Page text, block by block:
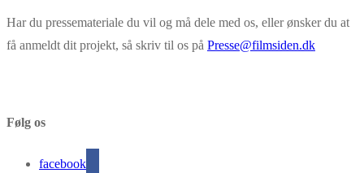
Har du pressemateriale du vil og må dele med os, eller ønsker du at
få anmeldt dit projekt, så skriv til os på Presse@filmsiden.dk
Følg os
facebook